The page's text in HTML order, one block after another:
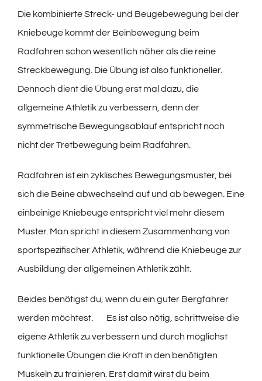
Die kombinierte Streck- und Beugebewegung bei der
Kniebeuge kommt der Beinbewegung beim
Radfahren schon wesentlich näher als die reine
Streckbewegung. Die Übung ist also funktioneller.
Dennoch dient die Übung erst mal dazu, die
allgemeine Athletik zu verbessern, denn der
symmetrische Bewegungsablauf entspricht noch
nicht der Tretbewegung beim Radfahren.
Radfahren ist ein zyklisches Bewegungsmuster, bei
sich die Beine abwechselnd auf und ab bewegen. Eine
einbeinige Kniebeuge entspricht viel mehr diesem
Muster. Man spricht in diesem Zusammenhang von
sportspezifischer Athletik, während die Kniebeuge zur
Ausbildung der allgemeinen Athletik zählt.
Beides benötigst du, wenn du ein guter Bergfahrer
werden möchtest. Es ist also nötig, schrittweise die
eigene Athletik zu verbessern und durch möglichst
funktionelle Übungen die Kraft in den benötigten
Muskeln zu trainieren. Erst damit wirst du beim